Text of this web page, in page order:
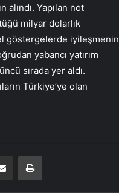
Yapılan not
milyar dolarlık
göstergelerde iyileşmenin
yabancı yatırım
sırada yer aldı.
Türkiye’ye olan
E-Posta ile paylaş Yazdır